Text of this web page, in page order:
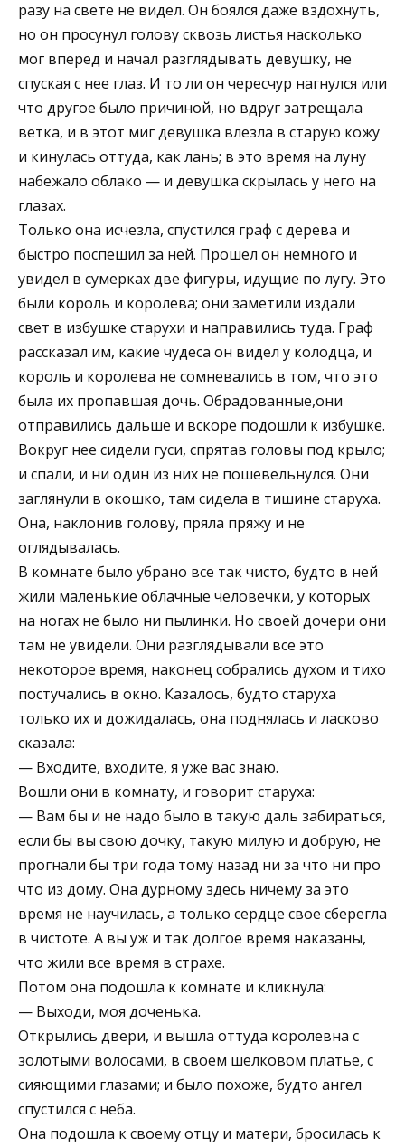
разу на свете не видел. Он боялся даже вздохнуть,
но он просунул голову сквозь листья насколько
мог вперед и начал разглядывать девушку, не
спуская с нее глаз. И то ли он чересчур нагнулся или
что другое было причиной, но вдруг затрещала
ветка, и в этот миг девушка влезла в старую кожу
и кинулась оттуда, как лань; в это время на луну
набежало облако — и девушка скрылась у него на
глазах.
Только она исчезла, спустился граф с дерева и
быстро поспешил за ней. Прошел он немного и
увидел в сумерках две фигуры, идущие по лугу. Это
были король и королева; они заметили издали
свет в избушке старухи и направились туда. Граф
рассказал им, какие чудеса он видел у колодца, и
король и королева не сомневались в том, что это
была их пропавшая дочь. Обрадованные,они
отправились дальше и вскоре подошли к избушке.
Вокруг нее сидели гуси, спрятав головы под крыло;
и спали, и ни один из них не пошевельнулся. Они
заглянули в окошко, там сидела в тишине старуха.
Она, наклонив голову, пряла пряжу и не
оглядывалась.
В комнате было убрано все так чисто, будто в ней
жили маленькие облачные человечки, у которых
на ногах не было ни пылинки. Но своей дочери они
там не увидели. Они разглядывали все это
некоторое время, наконец собрались духом и тихо
постучались в окно. Казалось, будто старуха
только их и дожидалась, она поднялась и ласково
сказала:
— Входите, входите, я уже вас знаю.
Вошли они в комнату, и говорит старуха:
— Вам бы и не надо было в такую даль забираться,
если бы вы свою дочку, такую милую и добрую, не
прогнали бы три года тому назад ни за что ни про
что из дому. Она дурному здесь ничему за это
время не научилась, а только сердце свое сберегла
в чистоте. А вы уж и так долгое время наказаны,
что жили все время в страхе.
Потом она подошла к комнате и кликнула:
— Выходи, моя доченька.
Открылись двери, и вышла оттуда королевна с
золотыми волосами, в своем шелковом платье, с
сияющими глазами; и было похоже, будто ангел
спустился с неба.
Она подошла к своему отцу и матери, бросилась к